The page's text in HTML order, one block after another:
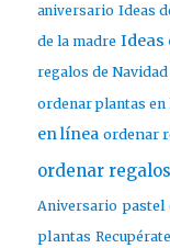
aniversario Ideas
de la madre Ideas
regalos de Navidad
ordenar plantas en
en línea ordenar
ordenar
Aniversario pastel
plantas